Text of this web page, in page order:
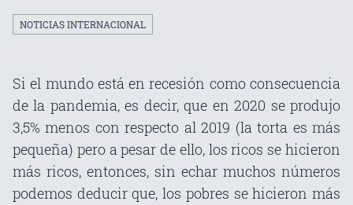
NOTICIAS INTERNACIONAL
Si el mundo está en recesión como consecuencia
de la pandemia, es decir, que en 2020 se produjo
3,5% menos con respecto al 2019 (la torta es más
pequeña) pero a pesar de ello, los ricos se hicieron
más ricos, entonces, sin echar muchos números
podemos deducir que, los pobres se hicieron más